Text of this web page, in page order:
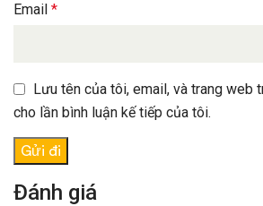
Đánh giá
Email*
Lưu tên của tôi, email, và trang web
cho lần bình luận kế tiếp của tôi.